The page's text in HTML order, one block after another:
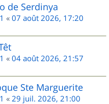
de Serdinya
« 07 août 2026, 17:20
« 04 août 2026, 21:57
Ste Marguerite
« 29 juil. 2026, 21:00